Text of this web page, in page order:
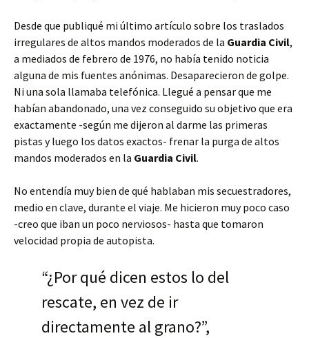
Desde que publiqué mi último artículo sobre los traslados
irregulares de altos mandos moderados de la Guardia Civil,
a mediados de febrero de 1976, no había tenido noticia
alguna de mis fuentes anónimas. Desaparecieron de golpe.
Ni una sola llamaba telefónica. Llegué a pensar que me
habían abandonado, una vez conseguido su objetivo que era
exactamente -según me dijeron al darme las primeras
pistas y luego los datos exactos- frenar la purga de altos
mandos moderados en la Guardia Civil.
No entendía muy bien de qué hablaban mis secuestradores,
medio en clave, durante el viaje. Me hicieron muy poco caso
-creo que iban un poco nerviosos- hasta que tomaron
velocidad propia de autopista.
“¿Por qué dicen estos lo del
rescate, en vez de ir
directamente al grano?”,